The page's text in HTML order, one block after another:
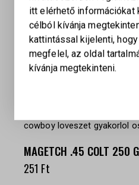
MAGTECH .38 SPECIAL
MAGETCH .45 COLT 250
251 Ft
itt elérhető információkat
célból kívánja
kattintással kijelenti,
megfelel, az oldal
kívánja megtekinteni.